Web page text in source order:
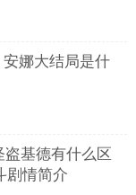
娜大结局是什
盗基德有什么区
剧情简介